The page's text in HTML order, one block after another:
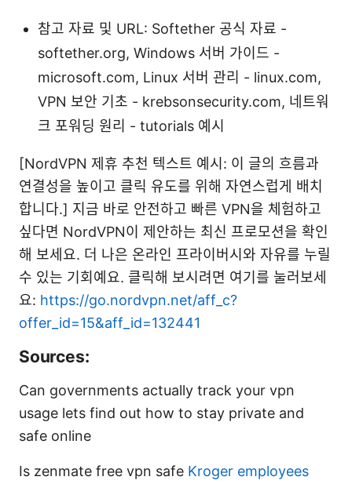
참고 자료 및 URL: Softether 공식 자료 -
softether.org, Windows 서버 가이드 -
microsoft.com, Linux 서버 관리 - linux.com,
VPN 보안 기초 - krebsonsecurity.com, 네트워
크 포워딩 원리 - tutorials 예시
[NordVPN 제휴 추천 텍스트 예시: 이 글의 흐름과
연결성을 높이고 클릭 유도를 위해 자연스럽게 배치
합니다.] 지금 바로 안전하고 빠른 VPN을 체험하고
싶다면 NordVPN이 제안하는 최신 프로모션을 확인
해 보세요. 더 나은 온라인 프라이버시와 자유를 누릴
수 있는 기회예요. 클릭해 보시려면 여기를 눌러보세
요: https://go.nordvpn.net/aff_c?
offer_id=15&aff_id=132441
Sources:
Can governments actually track your vpn
usage lets find out how to stay private and
safe online
Is zenmate free vpn safe Kroger employees